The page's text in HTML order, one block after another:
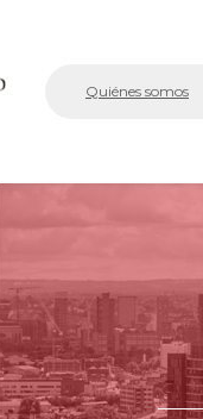
Open submenu
Open submenu
Quiénes somos